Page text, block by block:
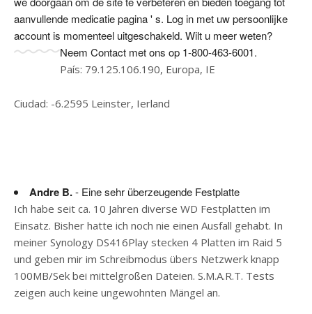
aanvullende medicatie pagina ' s. Log in met uw persoonlijke
account is momenteel uitgeschakeld. Wilt u meer weten?
Neem Contact met ons op 1-800-463-6001.
País: 79.125.106.190, Europa, IE
Ciudad: -6.2595 Leinster, Ierland
Andre B.- Eine sehr überzeugende Festplatte
Ich habe seit ca. 10 Jahren diverse WD Festplatten im
Einsatz. Bisher hatte ich noch nie einen Ausfall gehabt. In
meiner Synology DS416Play stecken 4 Platten im Raid 5
und geben mir im Schreibmodus übers Netzwerk knapp
100MB/Sek bei mittelgroßen Dateien. S.M.A.R.T. Tests
zeigen auch keine ungewohnten Mängel an.